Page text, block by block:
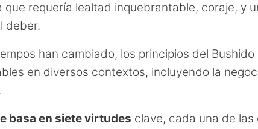
que requería lealtad inquebrantable, coraje, y
deber.
han cambiado, los principios del Bushido
en diversos contextos, incluyendo la
basa en siete virtudes clave, cada una de las